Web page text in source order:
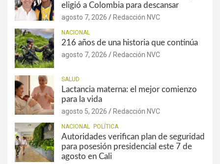
eligió a Colombia para descansar
agosto 7, 2026 Redacción NVC
NACIONAL
216 años de una historia que continúa
agosto 7, 2026 Redacción NVC
SALUD
Lactancia materna: el mejor comienzo
para la vida
agosto 5, 2026 Redacción NVC
NACIONAL POLÍTICA
Autoridades verifican plan de seguridad
para posesión presidencial este 7 de
agosto en Cali